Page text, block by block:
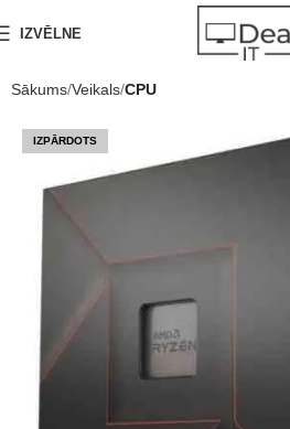
IZVĒLNE
Sākums Veikals CPU
IZPĀRDOTS